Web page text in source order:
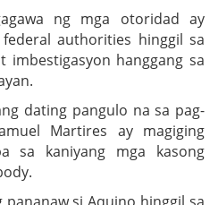
ng mga otoridad ay
authorities hinggil sa
imbestigasyon hanggang sa
dating pangulo na sa pag-
Martires ay magiging
sa kaniyang mga kasong